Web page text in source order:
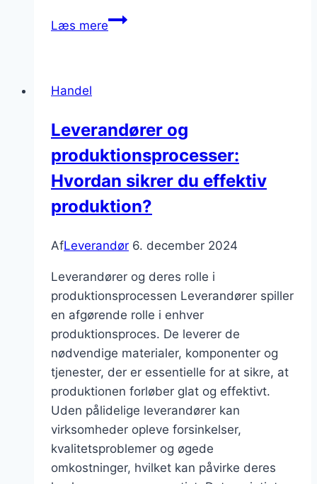
Læs mereLeverandører
reducere
logistikkens
miljøpåvirkning
Handel
Leverandører og
produktionsprocesser:
Hvordan sikrer du effektiv
produktion?
AfLeverandør 6. december 2024
Leverandører og deres rolle i
produktionsprocessen Leverandører spiller
en afgørende rolle i enhver
produktionsproces. De leverer de
nødvendige materialer, komponenter og
tjenester, der er essentielle for at sikre, at
produktionen forløber glat og effektivt.
Uden pålidelige leverandører kan
virksomheder opleve forsinkelser,
kvalitetsproblemer og øgede
omkostninger, hvilket kan påvirke deres